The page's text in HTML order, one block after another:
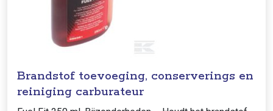
Brandstof toevoeging, conserverings en
reiniging carburateur